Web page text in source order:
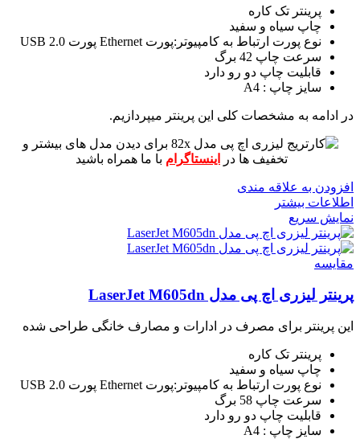
پرینتر تک کاره
چاپ سیاه و سفید
نوع پورت ارتباط به کامپیوتر:پورت Ethernet پورت USB 2.0
سرعت چاپ 42 برگ
قابلیت چاپ دو رو دارد
سایز چاپ : A4
در ادامه به مشخصات کلی این پرینتر میپردازیم.
برای دیدن مدل های بیشتر و
تخفیف ها در
اینستاگرام با ما همراه باشید
افزودن به علاقه مندی
اطلاعات بیشتر
نمایش سریع
مقايسه
پرینتر لیزری اچ پی مدل LaserJet M605dn
این پرینتر برای مصرف در ادارات و مصارف خانگی طراحی شده
پرینتر تک کاره
چاپ سیاه و سفید
نوع پورت ارتباط به کامپیوتر:پورت Ethernet پورت USB 2.0
سرعت چاپ 58 برگ
قابلیت چاپ دو رو دارد
سایز چاپ : A4